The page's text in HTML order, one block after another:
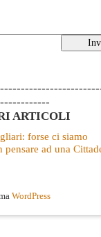
ARTICOLI
forse ci siamo
pensare ad una
WordPress